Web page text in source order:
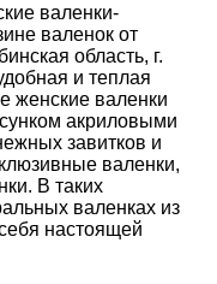
валенки-
валенок от
область, г.
и теплая
женские валенки
акриловыми
завитков и
валенки,
В таких
валенках из
настоящей